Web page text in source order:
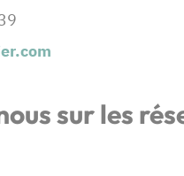
sur les